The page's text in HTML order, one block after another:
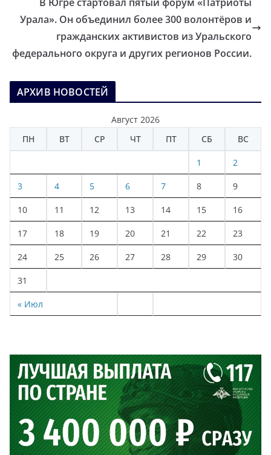
Урала». Он объединил более 300 волонтёров и
гражданских активистов из Уральского
федерального округа и других регионов России.
АРХИВ НОВОСТЕЙ
Август 2026
ПН
ВТ СР ЧТ ПТ СБ ВС
« Июл
1 2
3 4 5 6 7 8 9
10 11 12 13 14 15 16
17 18 19 20 21 22 23
24 25 26 27 28 29 30
31